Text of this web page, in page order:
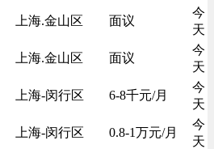
上海.金山区 面议
今
天
上海.金山区 面议
今
天
上海-闵行区 6-8千元/月
今
天
上海-闵行区 0.8-1万元/月
今
天